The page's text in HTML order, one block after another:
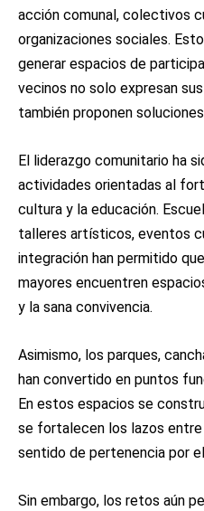
acción comunal, colectivos
organizaciones sociales.
generar espacios de
vecinos no solo expresan
también proponen
El liderazgo comunitario ha
actividades orientadas al
cultura y la educación.
talleres artísticos, eventos
integración han permitido
mayores encuentren
y la sana convivencia.
Asimismo, los parques,
han convertido en puntos
En estos espacios se
se fortalecen los lazos
sentido de pertenencia por
Sin embargo, los retos aún